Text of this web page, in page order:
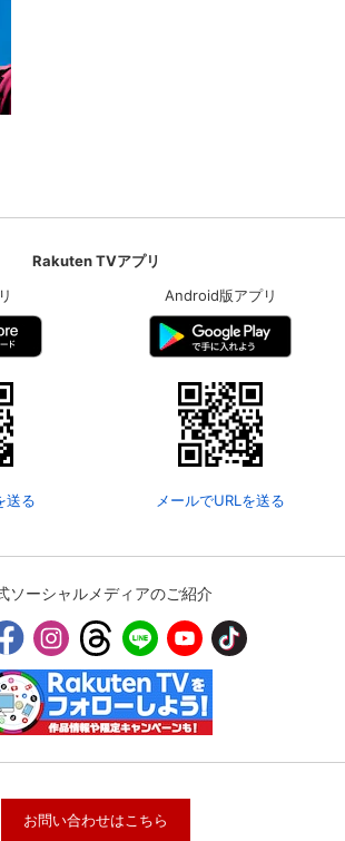
Rakuten TVアプリ
送る
Android版アプリ
メールでURLを送る
ソーシャルメディアのご紹介
お問い合わせはこちら